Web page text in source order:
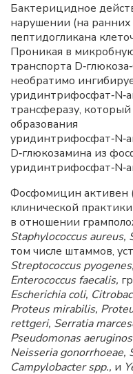
Бактерицидное
нарушении (на ранних
пептидогликана
Проникая в
транспорта
необратимо
трансферазу,
образования
D‑глюкозамина из
Фосфомицин активен
клинической
в отношении
Staphylococcus aureus,
том числе штаммов,
Streptococcus
Enterococcus faecalis,
Escherichia coli,
Proteus mirabilis,
rettgeri, Serratia
Pseudomonas
Neisseria gonorrhoeae,
Campylobacter spp., и